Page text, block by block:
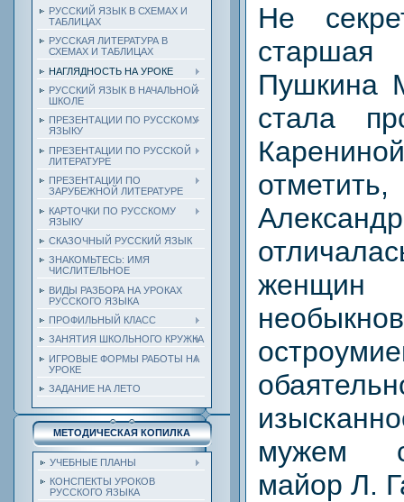
РУССКИЙ ЯЗЫК В СХЕМАХ И
ТАБЛИЦАХ
РУССКАЯ ЛИТЕРАТУРА В
СХЕМАХ И ТАБЛИЦАХ
НАГЛЯДНОСТЬ НА УРОКЕ
РУССКИЙ ЯЗЫК В НАЧАЛЬНОЙ
ШКОЛЕ
ПРЕЗЕНТАЦИИ ПО РУССКОМУ
ЯЗЫКУ
ПРЕЗЕНТАЦИИ ПО РУССКОЙ
ЛИТЕРАТУРЕ
ПРЕЗЕНТАЦИИ ПО
ЗАРУБЕЖНОЙ ЛИТЕРАТУРЕ
КАРТОЧКИ ПО РУССКОМУ
ЯЗЫКУ
СКАЗОЧНЫЙ РУССКИЙ ЯЗЫК
ЗНАКОМЬТЕСЬ: ИМЯ
ЧИСЛИТЕЛЬНОЕ
ВИДЫ РАЗБОРА НА УРОКАХ
РУССКОГО ЯЗЫКА
ПРОФИЛЬНЫЙ КЛАСС
ЗАНЯТИЯ ШКОЛЬНОГО КРУЖКА
ИГРОВЫЕ ФОРМЫ РАБОТЫ НА
УРОКЕ
ЗАДАНИЕ НА ЛЕТО
МЕТОДИЧЕСКАЯ КОПИЛКА
УЧЕБНЫЕ ПЛАНЫ
КОНСПЕКТЫ УРОКОВ
РУССКОГО ЯЗЫКА
Не
Пушкина
стала
женщин
мужем
майор Л.